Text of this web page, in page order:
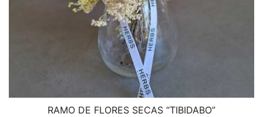
RAMO DE FLORES SECAS “TIBIDABO”